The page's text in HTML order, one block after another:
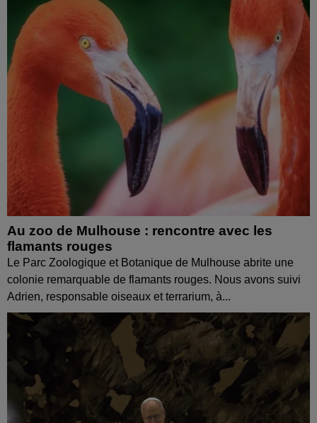
Au zoo de Mulhouse : rencontre avec les
flamants rouges
Le Parc Zoologique et Botanique de Mulhouse abrite une
colonie remarquable de flamants rouges. Nous avons suivi
Adrien, responsable oiseaux et terrarium, à...